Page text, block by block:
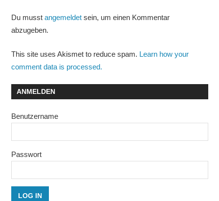
Du musst angemeldetsein, um einen Kommentar
abzugeben.
This site uses Akismet to reduce spam. Learn how your
comment data is processed.
ANMELDEN
Benutzername
Passwort